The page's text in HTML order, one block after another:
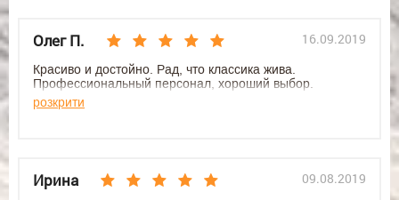
Олег П. 16.09.2019
Красиво и достойно. Рад, что классика жива.
Профессиональный персонал, хороший выбор.
розкрити
Ирина 09.08.2019